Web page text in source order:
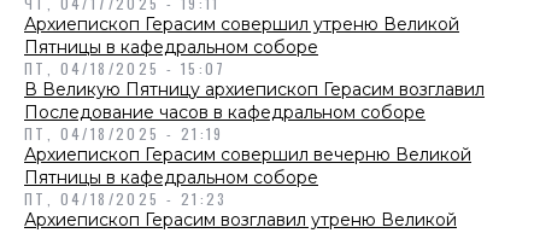
Архиепископ Герасим совершил утреню Великой
Пятницы в кафедральном соборе
ПТ, 04/18/2025 - 15:07
В Великую Пятницу архиепископ Герасим возглавил
Последование часов в кафедральном соборе
ПТ, 04/18/2025 - 21:19
Архиепископ Герасим совершил вечерню Великой
Пятницы в кафедральном соборе
ПТ, 04/18/2025 - 21:23
Архиепископ Герасим возглавил утреню Великой